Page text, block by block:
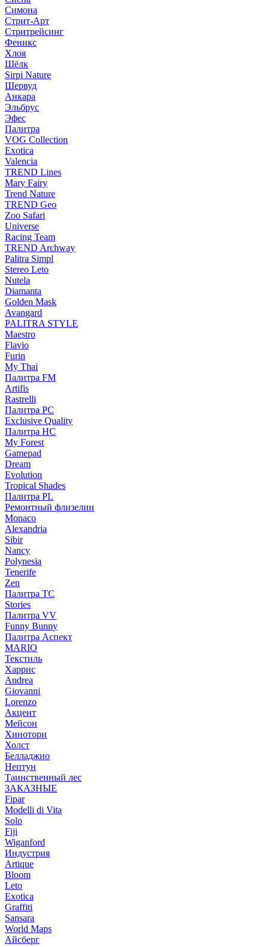
Симона
Стрит-Арт
Стритрейсинг
Феникс
Хлоя
Шёлк
Sirpi Nature
Шервуд
Анкара
Эльбрус
Эфес
Палитра
VOG Collection
Exotica
Valencia
TREND Lines
Mary Fairy
Trend Nature
TREND Geo
Zoo Safari
Universe
Racing Team
TREND Archway
Palitra Simpl
Stereo Leto
Nutela
Diamanta
Golden Mask
Avangard
PALITRA STYLE
Maestro
Flavio
Furin
My Thai
Палитра FM
Artifis
Rastrelli
Палитра PC
Exclusive Quality
Палитра HС
My Forest
Gamepad
Dream
Evolution
Tropical Shades
Палитра PL
Ремонтный флизелин
Monaco
Alexandria
Sibir
Nancy
Polynesia
Tenerife
Zen
Палитра TC
Stories
Палитра VV
Funny Bunny
Палитра Аспект
MARIO
Текстиль
Харрис
Andrea
Giovanni
Lorenzo
Акцент
Мейсон
Хинотори
Холст
Белладжио
Нептун
Таинственный лес
ЗАКАЗНЫЕ
Fipar
Modelli di Vita
Solo
Fiji
Wiganford
Индустрия
Artique
Bloom
Leto
Exotica
Graffiti
Sansara
World Maps
Айсберг